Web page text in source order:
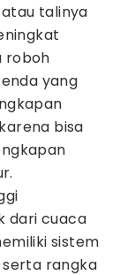
talinya
roboh
yang
bisa
dari cuaca
sistem
serta rangka